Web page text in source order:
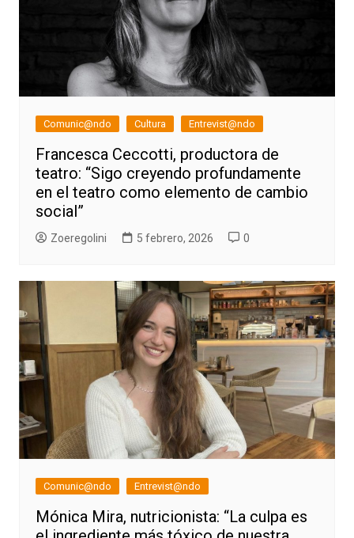
Comunic@ndo Cultura Entrevist@ndo
Francesca Ceccotti, productora de
teatro: “Sigo creyendo profundamente
en el teatro como elemento de cambio
social”
Zoeregolini 5 febrero, 2026 0
Comunic@ndo Entrevist@ndo
Mónica Mira, nutricionista: “La culpa es